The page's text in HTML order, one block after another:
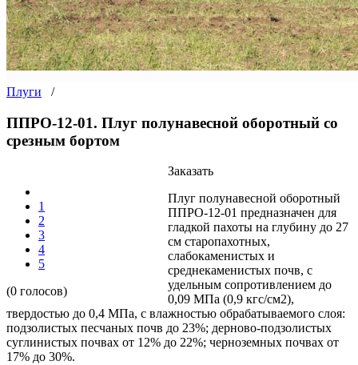
Плуги /
ППРО-12-01. Плуг полунавесной оборотный со
срезным бортом
1
2
3
4
5
(0 голосов)
Заказать
Плуг полунавесной оборотный
ППРО-12-01 предназначен для
гладкой пахоты на глубину до 27
см старопахотных,
слабокаменистых и
среднекаменистых почв, с
удельным сопротивлением до
0,09 МПа (0,9 кгс/см2),
твердостью до 0,4 МПа, с влажностью обрабатываемого слоя:
подзолистых песчаных почв до 23%; дерново-подзолистых
суглинистых почвах от 12% до 22%; черноземных почвах от
17% до 30%.